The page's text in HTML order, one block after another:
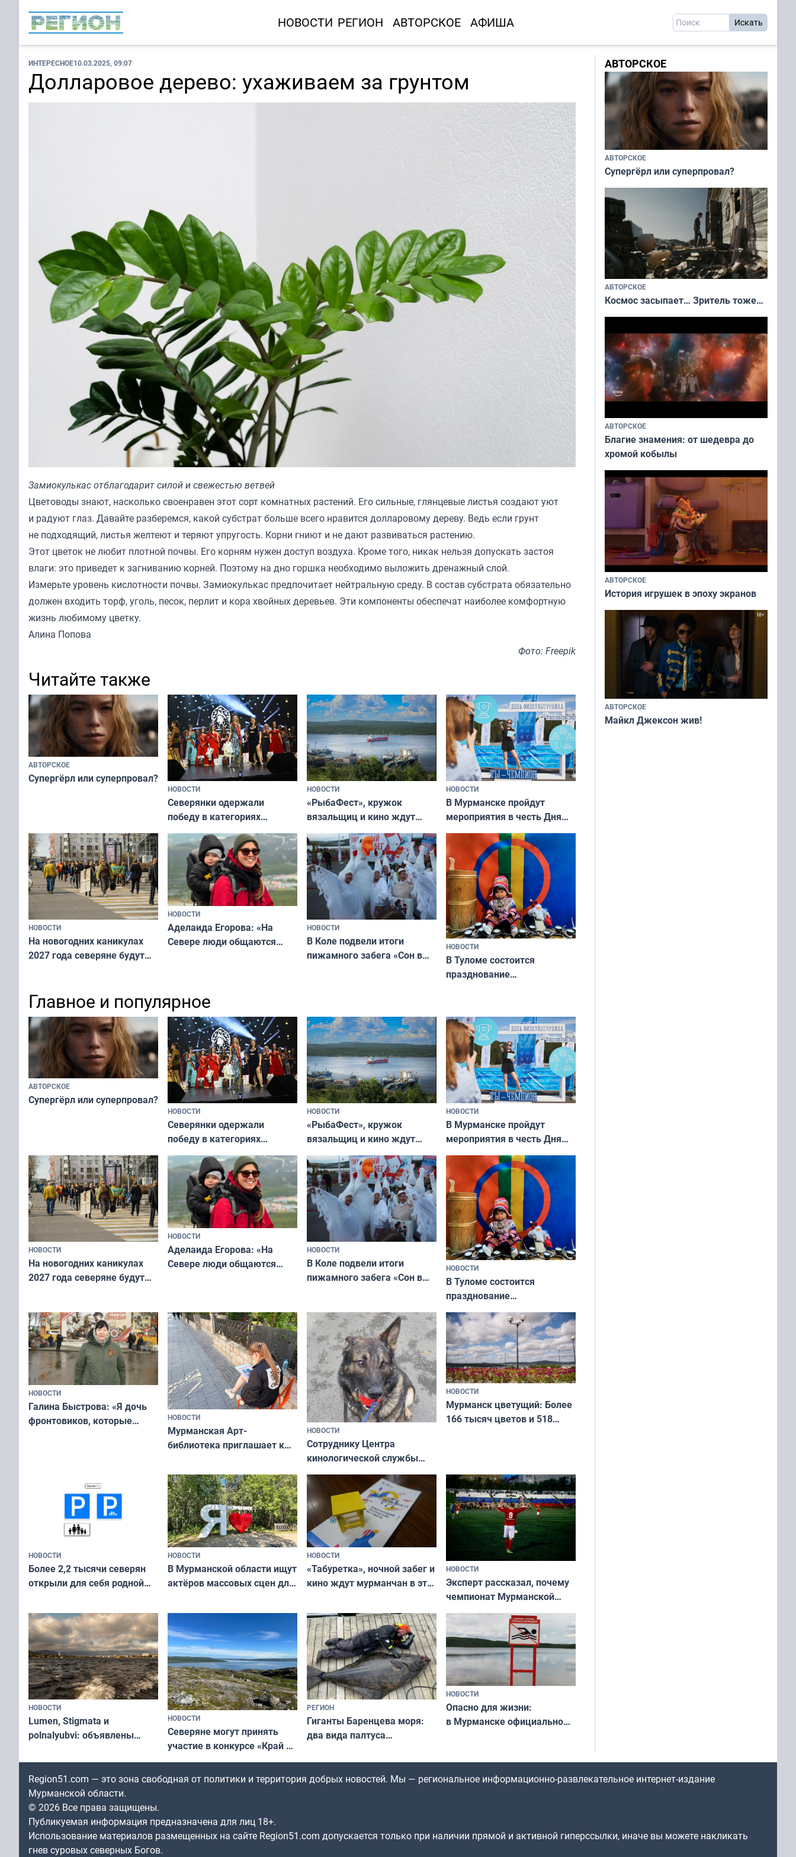
НОВОСТИ РЕГИОН АВТОРСКОЕ АФИША
ИНТЕРЕСНОЕ10.03.2025, 09:07
Долларовое дерево: ухаживаем за грунтом
Замиокулькас отблагодарит силой и свежестью ветвей
Цветоводы знают, насколько своенравен этот сорт комнатных растений. Его сильные, глянцевые листья создают уют
и радуют глаз. Давайте разберемся, какой субстрат больше всего нравится долларовому дереву. Ведь если грунт
не подходящий, листья желтеют и теряют упругость. Корни гниют и не дают развиваться растению.
Этот цветок не любит плотной почвы. Его корням нужен доступ воздуха. Кроме того, никак нельзя допускать застоя
влаги: это приведет к загниванию корней. Поэтому на дно горшка необходимо выложить дренажный слой.
Измерьте уровень кислотности почвы. Замиокулькас предпочитает нейтральную среду. В состав субстрата обязательно
должен входить торф, уголь, песок, перлит и кора хвойных деревьев. Эти компоненты обеспечат наиболее комфортную
жизнь любимому цветку.
Алина Попова
Фото: Freepik
Читайте также
АВТОРСКОЕ
Супергёрл или суперпровал?
НОВОСТИ
Северянки одержали
победу в категориях
всероссийского конкурса
«Мисс и Миссис Великая
Русь»
НОВОСТИ
«РыбаФест», кружок
вязальщиц и кино ждут
мурманчан в эти выходные
НОВОСТИ
В Мурманске пройдут
мероприятия в честь Дня
физкультурника
НОВОСТИ
На новогодних каникулах
2027 года северяне будут
НОВОСТИ
Аделаида Егорова: «На
Севере люди общаются
НОВОСТИ
В Коле подвели итоги
пижамного забега «Сон в
НОВОСТИ
В Туломе состоится
празднование
Главное и популярное
АВТОРСКОЕ
Супергёрл или суперпровал?
НОВОСТИ
Северянки одержали
победу в категориях
всероссийского конкурса
«Мисс и Миссис Великая
Русь»
НОВОСТИ
«РыбаФест», кружок
вязальщиц и кино ждут
мурманчан в эти выходные
НОВОСТИ
В Мурманске пройдут
мероприятия в честь Дня
физкультурника
НОВОСТИ
На новогодних каникулах
2027 года северяне будут
НОВОСТИ
Аделаида Егорова: «На
Севере люди общаются
НОВОСТИ
В Коле подвели итоги
пижамного забега «Сон в
НОВОСТИ
В Туломе состоится
празднование
Международного дня
коренных народов мира
НОВОСТИ
Галина Быстрова: «Я дочь
фронтовиков, которые
НОВОСТИ
Мурманская Арт-
библиотека приглашает к
и фотографов
НОВОСТИ
Сотруднику Центра
кинологической службы
ищут новый дом
НОВОСТИ
Мурманск цветущий: Более
166 тысяч цветов и 518
НОВОСТИ
Более 2,2 тысячи северян
открыли для себя родной
«Туризм для своих»
НОВОСТИ
В Мурманской области ищут
актёров массовых сцен для
короткометражном фильме
НОВОСТИ
«Табуретка», ночной забег и
кино ждут мурманчан в эти
НОВОСТИ
Эксперт рассказал, почему
чемпионат Мурманской
области по футболу остался
незамеченным
НОВОСТИ
Lumen, Stigmata и
polnalyubvi: объявлены
«Имандра» в 2026 года
НОВОСТИ
Северяне могут принять
участие в конкурсе «Край у
северной границы: фотогид
по Печенгскому округу»
РЕГИОН
Гиганты Баренцева моря:
два вида палтуса
НОВОСТИ
Опасно для жизни:
в Мурманске официально
АВТОРСКОЕ
АВТОРСКОЕ
Супергёрл или суперпровал?
АВТОРСКОЕ
Космос засыпает… Зритель тоже…
АВТОРСКОЕ
Благие знамения: от шедевра до
хромой кобылы
АВТОРСКОЕ
История игрушек в эпоху экранов
АВТОРСКОЕ
Майкл Джексон жив!
Region51.com — это зона свободная от политики и территория добрых новостей. Мы — региональное информационно-развлекательное интернет-издание
Мурманской области.
© 2026 Все права защищены.
Публикуемая информация предназначена для лиц 18+.
Использование материалов размещенных на сайте Region51.com допускается только при наличии прямой и активной гиперссылки, иначе вы можете накликать
гнев суровых северных Богов.